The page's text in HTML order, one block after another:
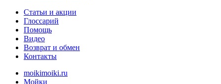
Статьи и акции
Глоссарий
Помощь
Видео
Возврат и обмен
Контакты
moikimoiki.ru
Мойки